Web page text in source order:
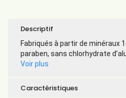
Descriptif
Fabriqués à partir de minéraux
paraben, sans chlorhydrate
Voir plus
Caractéristiques